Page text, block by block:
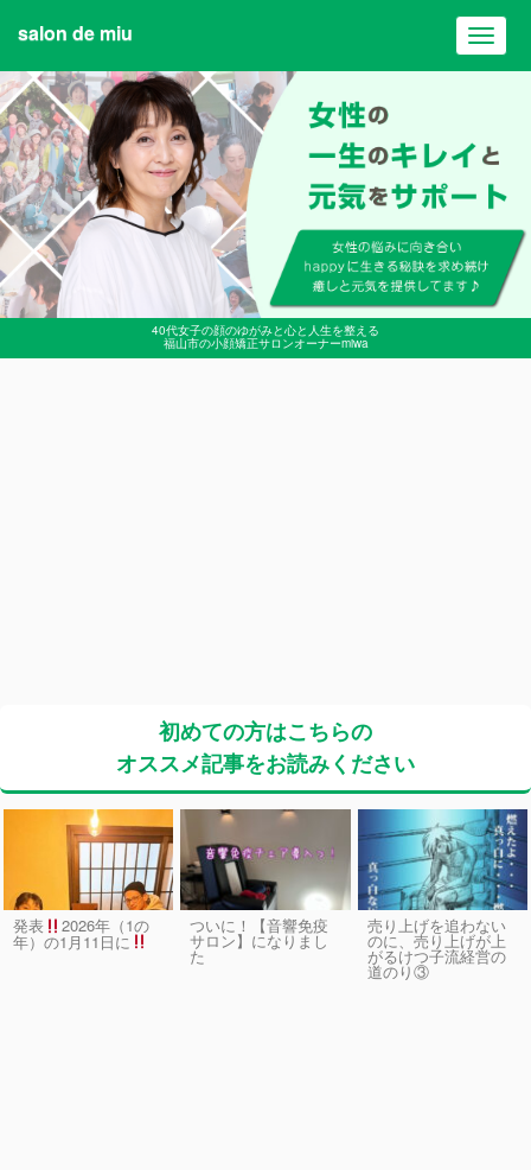
40代女子の顔のゆがみと心と人生を整える
福山市の小顔矯正サロンオーナーmiwa
salon de miu
初めての方はこちらの
オススメ記事をお読みください
発表 2026年（1の
年）の1月11日に
ついに！【音響免疫
サロン】になりまし
た
売り上げを追わない
のに、売り上げが上
がるけつ子流経営の
道のり③